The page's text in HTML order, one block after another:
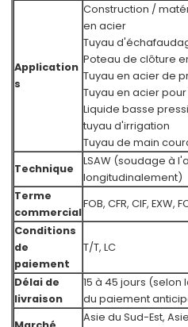
Application
s
Construction /
en acier
Tuyau
Poteau de clôture
Tuyau en acier de
Tuyau en acier
Liquide basse
tuyau d'irrigation
Tuyau de main
Technique
LSAW (soudage à
longitudinalement)
Terme
commercial
FOB, CFR, CIF, EXW,
Conditions
de
paiement
T/T, LC
Délai de
livraison
15 à 45 jours
du paiement
Asie du Sud-Est,